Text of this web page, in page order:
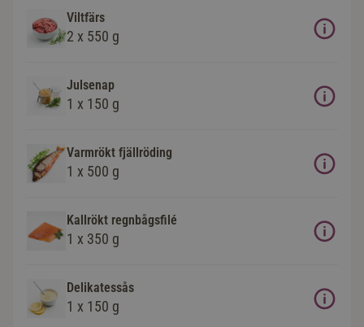
Viltfärs
2 x 550 g
Julsenap
1 x 150 g
Varmrökt fjällröding
1 x 500 g
Kallrökt regnbågsfilé
1 x 350 g
Delikatessås
1 x 150 g